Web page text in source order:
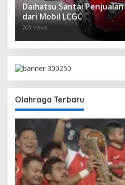
Daihatsu Santai Penjualan
dari Mobil LCGC
209 Views
Olahraga Terbaru